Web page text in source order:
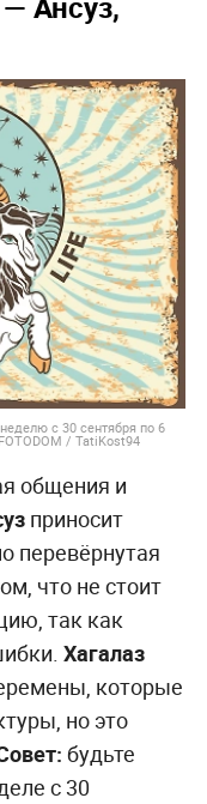
с 30 сентября по 6
/ TatiKost94
общения и
приносит
перевёрнутая
что не стоит
так как
Хагалаз
которые
но это
будьте
с 30